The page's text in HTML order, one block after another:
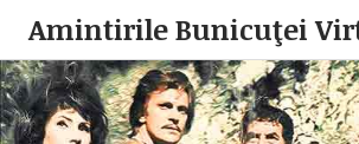
Amintirile Bunicuţei